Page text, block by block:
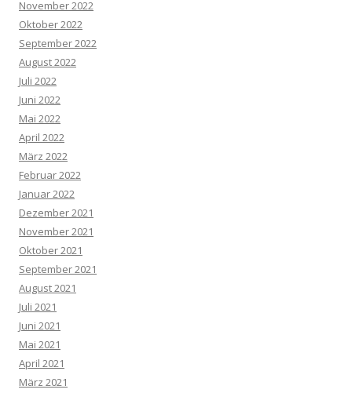
November 2022
Oktober 2022
September 2022
August 2022
Juli 2022
Juni 2022
Mai 2022
April 2022
März 2022
Februar 2022
Januar 2022
Dezember 2021
November 2021
Oktober 2021
September 2021
August 2021
Juli 2021
Juni 2021
Mai 2021
April 2021
März 2021